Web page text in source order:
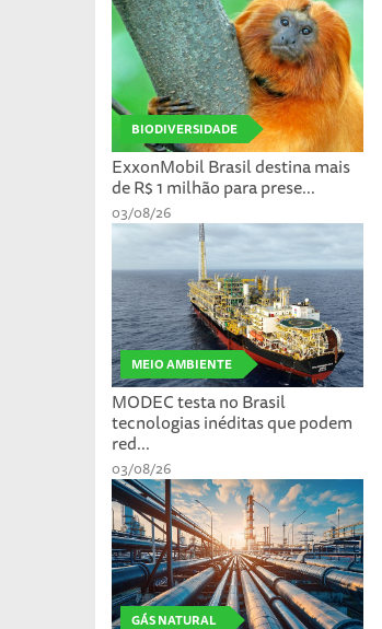
BIODIVERSIDADE
ExxonMobil Brasil destina mais
de R$ 1 milhão para prese...
03/08/26
MEIO AMBIENTE
MODEC testa no Brasil
tecnologias inéditas que podem
red...
03/08/26
GÁS NATURAL